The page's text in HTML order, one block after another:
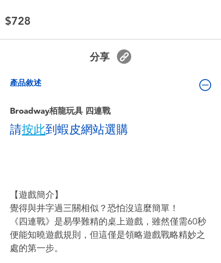
電池
任天堂 Switch
生活雜貨
$728
分享
產品敘述
Broadway栢龍玩具 四連戰
請按此到蝦皮網站選購
【遊戲簡介】
覺得與井字過三關相似？恐怕沒這麼簡單！
《四連戰》是易學難精的桌上遊戲，雖然僅需60秒
便能知曉遊戲規則，但這僅是領略遊戲戰略精妙之
處的第一步。